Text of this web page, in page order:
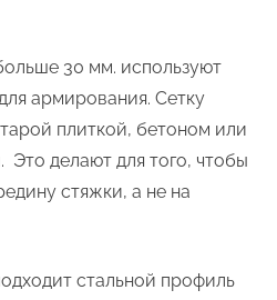
30 мм. используют
армирования. Сетку
плиткой, бетоном или
делают для того, чтобы
стяжки, а не на
стальной профиль